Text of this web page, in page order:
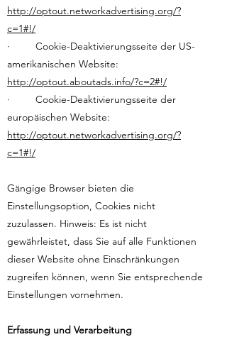
http://optout.networkadvertising.org/?
c=1#!/
· Cookie-Deaktivierungsseite der US-
amerikanischen Website:
http://optout.aboutads.info/?c=2#!/
· Cookie-Deaktivierungsseite der
europäischen Website:
http://optout.networkadvertising.org/?
c=1#!/
Gängige Browser bieten die
Einstellungsoption, Cookies nicht
zuzulassen. Hinweis: Es ist nicht
gewährleistet, dass Sie auf alle Funktionen
dieser Website ohne Einschränkungen
zugreifen können, wenn Sie entsprechende
Einstellungen vornehmen.
Erfassung und Verarbeitung